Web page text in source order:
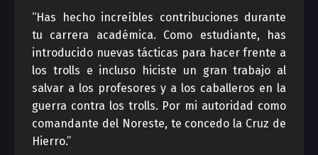
“Has hecho increíbles contribuciones durante
tu carrera académica. Como estudiante, has
introducido nuevas tácticas para hacer frente a
los trolls e incluso hiciste un gran trabajo al
salvar a los profesores y a los caballeros en la
guerra contra los trolls. Por mi autoridad como
comandante del Noreste, te concedo la Cruz de
Hierro.”